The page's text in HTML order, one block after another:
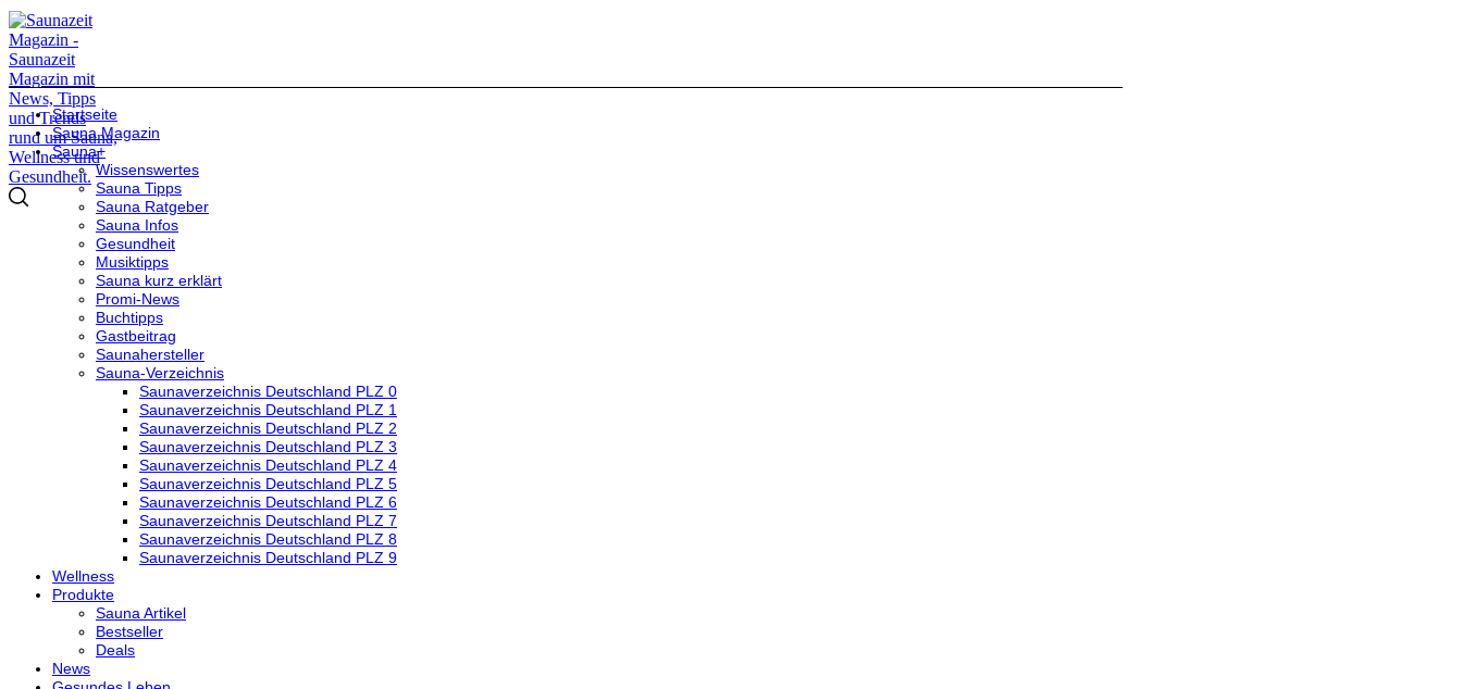
Startseite
Sauna Magazin
Sauna+
Wissenswertes
Sauna Tipps
Sauna Ratgeber
Sauna Infos
Gesundheit
Musiktipps
Sauna kurz erklärt
Promi-News
Buchtipps
Gastbeitrag
Saunahersteller
Sauna-Verzeichnis
Saunaverzeichnis Deutschland PLZ 0
Saunaverzeichnis Deutschland PLZ 1
Saunaverzeichnis Deutschland PLZ 2
Saunaverzeichnis Deutschland PLZ 3
Saunaverzeichnis Deutschland PLZ 4
Saunaverzeichnis Deutschland PLZ 5
Saunaverzeichnis Deutschland PLZ 6
Saunaverzeichnis Deutschland PLZ 7
Saunaverzeichnis Deutschland PLZ 8
Saunaverzeichnis Deutschland PLZ 9
Wellness
Produkte
Sauna Artikel
Bestseller
Deals
News